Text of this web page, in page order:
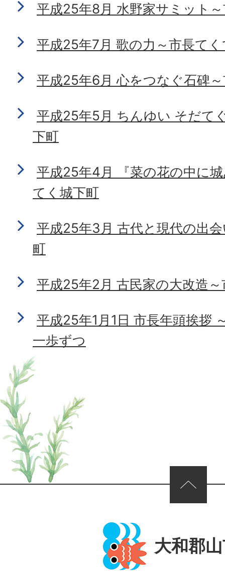
平成25年8月 水野家サミット
平成25年7月 歌の力～市長て
平成25年6月 心をつなぐ石碑
平成25年5月 ちんゆい そだて
下町
平成25年4月 『菜の花の中に
てく城下町
平成25年3月 古代と現代の出
町
平成25年2月 古民家の大改造
平成25年1月1日 市長年頭挨拶
一歩ずつ
ページの先頭へ
大和郡